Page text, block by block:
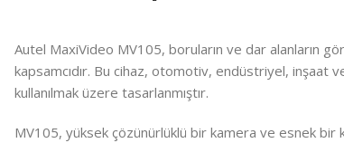
Autel MaxiVideo MV105, boruların ve dar alanların
kapsamcıdır. Bu cihaz, otomotiv, endüstriyel, inşaat
kullanılmak üzere tasarlanmıştır.
MV105, yüksek çözünürlüklü bir kamera ve esnek bir